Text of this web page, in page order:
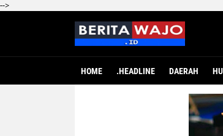
-->
HOME .HEADLINE DAERAH